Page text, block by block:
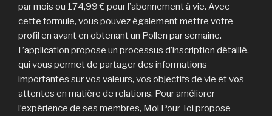
par mois ou 174,99 € pour l’abonnement à vie. Avec
cette formule, vous pouvez également mettre votre
profil en avant en obtenant un Pollen par semaine.
L’application propose un processus d’inscription détaillé,
qui vous permet de partager des informations
importantes sur vos valeurs, vos objectifs de vie et vos
attentes en matière de relations. Pour améliorer
l’expérience de ses membres, Moi Pour Toi propose